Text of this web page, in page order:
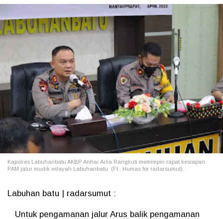
Kapolres Labuhanbatu AKBP Anhar Arlia Rangkuti memimpin rapat kesiapan
PAM jalur mudik wilayah Labuhanbatu. (Ft : Humas for radarsumut).
Labuhan batu | radarsumut :
Untuk pengamanan jalur Arus balik pengamanan